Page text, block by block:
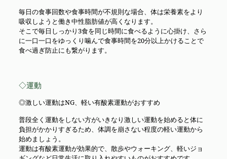
毎日の食事回数や食事時間が不規則な場合、体は栄養素をより
吸収しようと働き中性脂肪値が高くなります。
そこで毎日しっかり3食を同じ時間に食べるように心掛け、さら
に一口一口をゆっくり噛んで食事時間を20分以上かけることで
食べ過ぎ防止にも繋がります。
◇運動
◎激しい運動はNG、軽い有酸素運動がおすすめ
普段全く運動をしない方がいきなり激しい運動を始めると体に
負担がかかりすぎるため、体調を崩さない程度の軽い運動から
始めましょう。
運動は有酸素運動が効果的で、散歩やウォーキング、軽いジョ